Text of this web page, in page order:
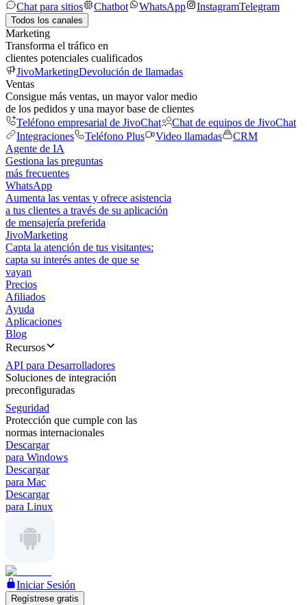
Chat para sitios
Chatbot WhatsApp InstagramTelegram
Todos los canales
Marketing
Transforma el tráfico en
clientes potenciales cualificados
JivoMarketingDevolución de llamadas
Ventas
Consigue más ventas, un mayor valor medio
de los pedidos y una mayor base de clientes
Teléfono empresarial de JivoChat
Chat de equipos de JivoChat
Integraciones
Teléfono Plus Video llamadas
CRM
Agente de IA
Gestiona las preguntas
más frecuentes
WhatsApp
Aumenta las ventas y ofrece asistencia
a tus clientes a través de su aplicación
de mensajería preferida
JivoMarketing
Capta la atención de tus visitantes:
capta su interés antes de que se
vayan
Precios
Afiliados
Ayuda
Aplicaciones
Blog
Recursos
API para Desarrolladores
Soluciones de integración
preconfiguradas
Seguridad
Protección que cumple con las
normas internacionales
Descargar
para Windows
Descargar
para Mac
Descargar
para Linux
Iniciar Sesión
Regístrese gratis